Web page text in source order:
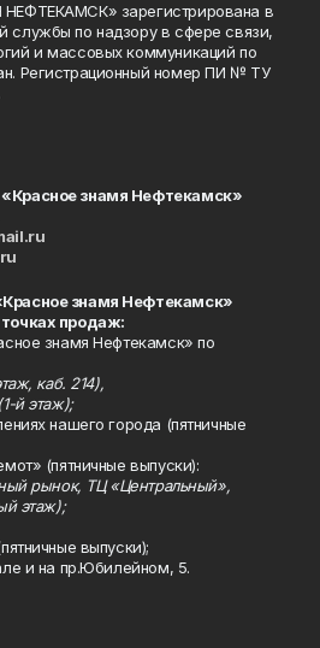
зарегистрирована в
службы по надзору в сфере связи,
и массовых коммуникаций по
Регистрационный номер ПИ № ТУ
знамя Нефтекамск»
знамя Нефтекамск»
продаж:
знамя Нефтекамск» по
каб. 214),
й этаж);
нашего города (пятничные
(пятничные выпуски):
рынок, ТЦ «Центральный»,
этаж);
выпуски);
и на пр.Юбилейном, 5.